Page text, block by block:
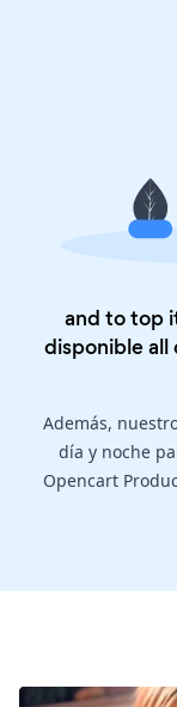
and to top
disponible all
Además,
día y noche
Opencart